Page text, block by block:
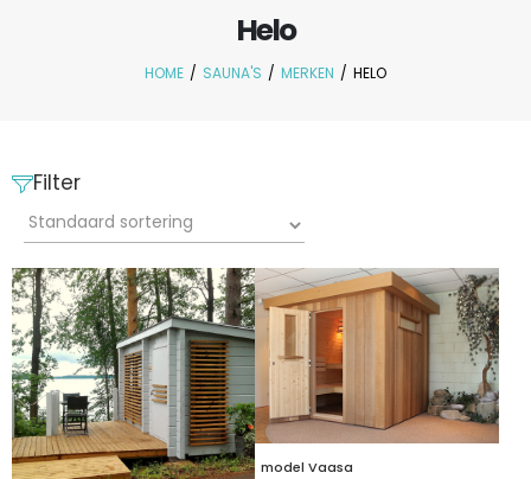
Helo
HOME / SAUNA'S / MERKEN / HELO
Filter
model Vaasa